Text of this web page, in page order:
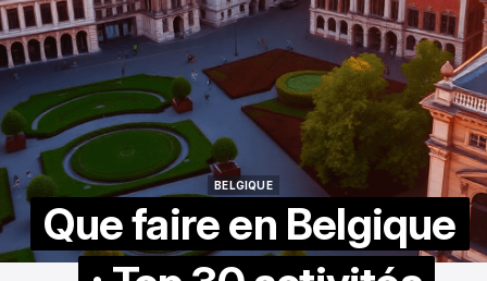
BELGIQUE
Que faire en Belgique